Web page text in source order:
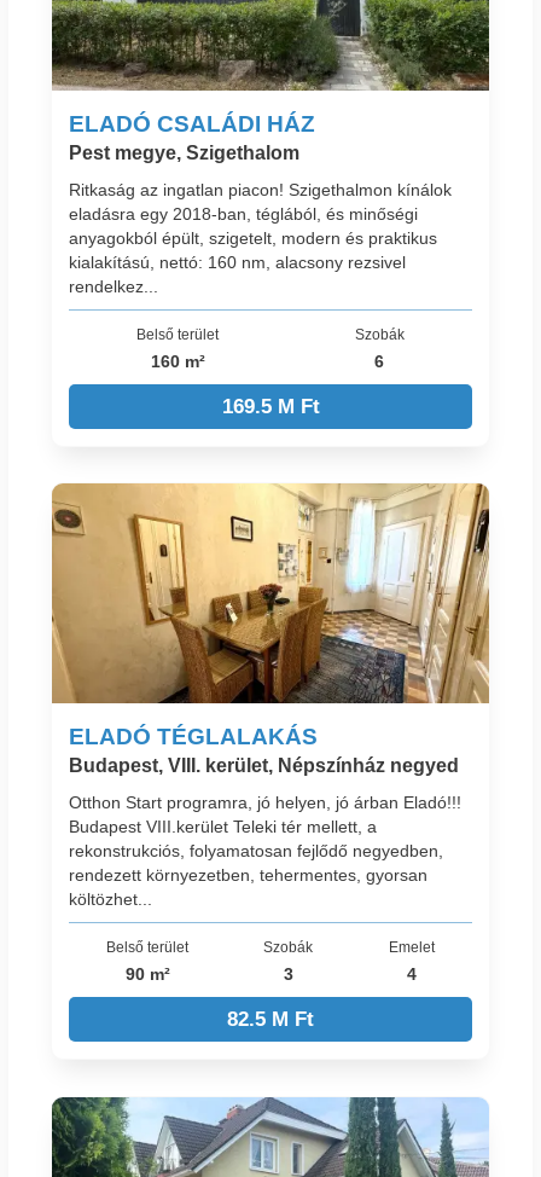
ELADÓ CSALÁDI HÁZ
Pest megye, Szigethalom
Ritkaság az ingatlan piacon! Szigethalmon kínálok
eladásra egy 2018-ban, téglából, és minőségi
anyagokból épült, szigetelt, modern és praktikus
kialakítású, nettó: 160 nm, alacsony rezsivel
rendelkez...
Belső terület
160 m²
Szobák
6
169.5 M Ft
ELADÓ TÉGLALAKÁS
Budapest, VIII. kerület, Népszínház negyed
Otthon Start programra, jó helyen, jó árban Eladó!!!
Budapest VIII.kerület Teleki tér mellett, a
rekonstrukciós, folyamatosan fejlődő negyedben,
rendezett környezetben, tehermentes, gyorsan
költözhet...
Belső terület
90 m²
Szobák
3
Emelet
4
82.5 M Ft